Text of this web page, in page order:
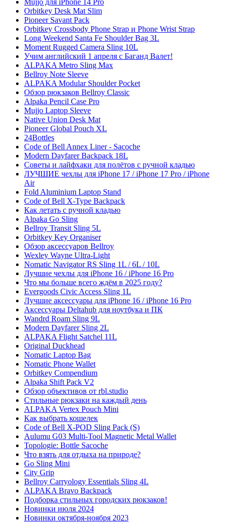
Mujjo для iPhone 14 Pro
Orbitkey Desk Mat Slim
Pioneer Savant Pack
Orbitkey Crossbody Phone Strap и Phone Wrist Strap
Long Weekend Santa Fe Shoulder Bag 3L
Moment Rugged Camera Sling 10L
Учим английский 1 апреля с Баганд Валет!
ALPAKA Metro Sling Max
Bellroy Note Sleeve
ALPAKA Modular Shoulder Pocket
Обзор рюкзаков Bellroy Classic
Alpaka Pencil Case Pro
Mujjo Laptop Sleeve
Native Union Desk Mat
Pioneer Global Pouch XL
24Bottles
Code of Bell Annex Liner - Sacoche
Modern Dayfarer Backpack 18L
Советы и лайфхаки для полётов с ручной кладью
ЛУЧШИЕ чехлы для iPhone 17 / iPhone 17 Pro / iPhone
Air
Fold Aluminium Laptop Stand
Code of Bell X-Type Backpack
Как летать с ручной кладью
Alpaka Go Sling
Bellroy Transit Sling 5L
Orbitkey Key Organiser
Обзор аксессуаров Bellroy
Wexley Wayne Ultra-Light
Nomatic Navigator RS Sling 1L / 6L / 10L
Лучшие чехлы для iPhone 16 / iPhone 16 Pro
Что мы больше всего ждём в 2025 году?
Evergoods Civic Access Sling 1L
Лучшие аксессуары для iPhone 16 / iPhone 16 Pro
Аксессуары Deltahub для ноутбука и ПК
Wandrd Roam Sling 9L
Modern Dayfarer Sling 2L
ALPAKA Flight Satchel 11L
Original Duckhead
Nomatic Laptop Bag
Nomatic Phone Wallet
Orbitkey Compendium
Alpaka Shift Pack V2
Обзор объективов от rbl.studio
Стильные рюкзаки на каждый день
ALPAKA Vertex Pouch Mini
Как выбрать кошелек
Code of Bell X-POD Sling Pack (S)
Aulumu G03 Multi-Tool Magnetic Metal Wallet
Topologie: Bottle Sacoche
Что взять для отдыха на природе?
Go Sling Mini
City Grip
Bellroy Carryology Essentials Sling 4L
ALPAKA Bravo Backpack
Подборка стильных городских рюкзаков!
Новинки июля 2024
Новинки октября-ноября 2023